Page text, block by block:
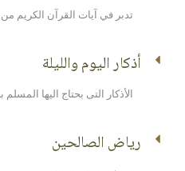
تدبر في آيات القرآن الكريم من
أذكار اليوم والليلة
الأذكار التى بحتاج اليها
رياض الصالحين